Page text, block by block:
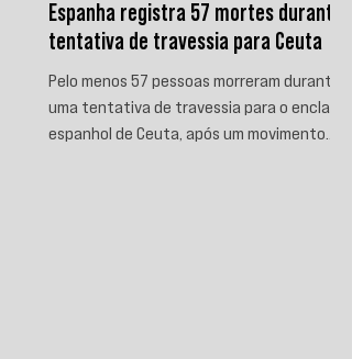
Espanha registra 57 mortes durante
tentativa de travessia para Ceuta
Pelo menos 57 pessoas morreram durante
uma tentativa de travessia para o enclave
espanhol de Ceuta, após um movimento